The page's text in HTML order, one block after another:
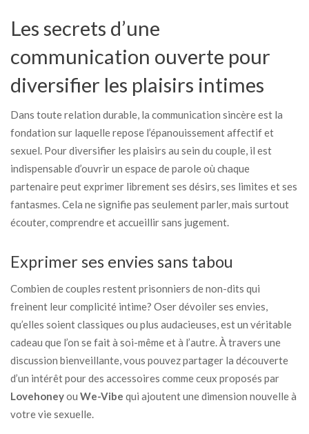
Les secrets d’une
communication ouverte pour
diversifier les plaisirs intimes
Dans toute relation durable, la communication sincère est la
fondation sur laquelle repose l’épanouissement affectif et
sexuel. Pour diversifier les plaisirs au sein du couple, il est
indispensable d’ouvrir un espace de parole où chaque
partenaire peut exprimer librement ses désirs, ses limites et ses
fantasmes. Cela ne signifie pas seulement parler, mais surtout
écouter, comprendre et accueillir sans jugement.
Exprimer ses envies sans tabou
Combien de couples restent prisonniers de non-dits qui
freinent leur complicité intime? Oser dévoiler ses envies,
qu’elles soient classiques ou plus audacieuses, est un véritable
cadeau que l’on se fait à soi-même et à l’autre. À travers une
discussion bienveillante, vous pouvez partager la découverte
d’un intérêt pour des accessoires comme ceux proposés par
Lovehoneyou We-Vibe qui ajoutent une dimension nouvelle à
votre vie sexuelle.